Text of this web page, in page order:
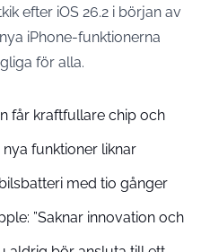
efter iOS 26.2 i början av
iPhone-funktionerna
för alla.
får kraftfullare chip och
funktioner liknar
med tio gånger
”Saknar innovation och